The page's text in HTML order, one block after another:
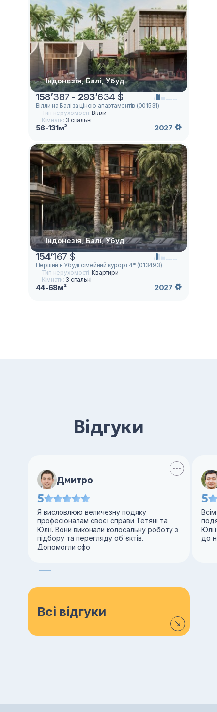
Індонезія, Балі, Убуд
158’387 - 293’634 $
Вілли на Балі за ціною апартаментів (001531)
Тип нерухомості:Вілли
Кімнати: 3 спальні
56-131м² 2027
Індонезія, Балі, Убуд
154’167 $
Перший в Убуді сімейний курорт 4* (013493)
Тип нерухомості:Квартири
Кімнати: 3 спальні
44-68м² 2027
Відгуки
Дмитро
5
Я висловлюю величезну подяку
професіоналам своєї справи Тетяні та
Юлії. Вони виконали колосальну роботу з
підбору та перегляду об'єктів.
Допомогли сфо
5
до
Всі відгуки